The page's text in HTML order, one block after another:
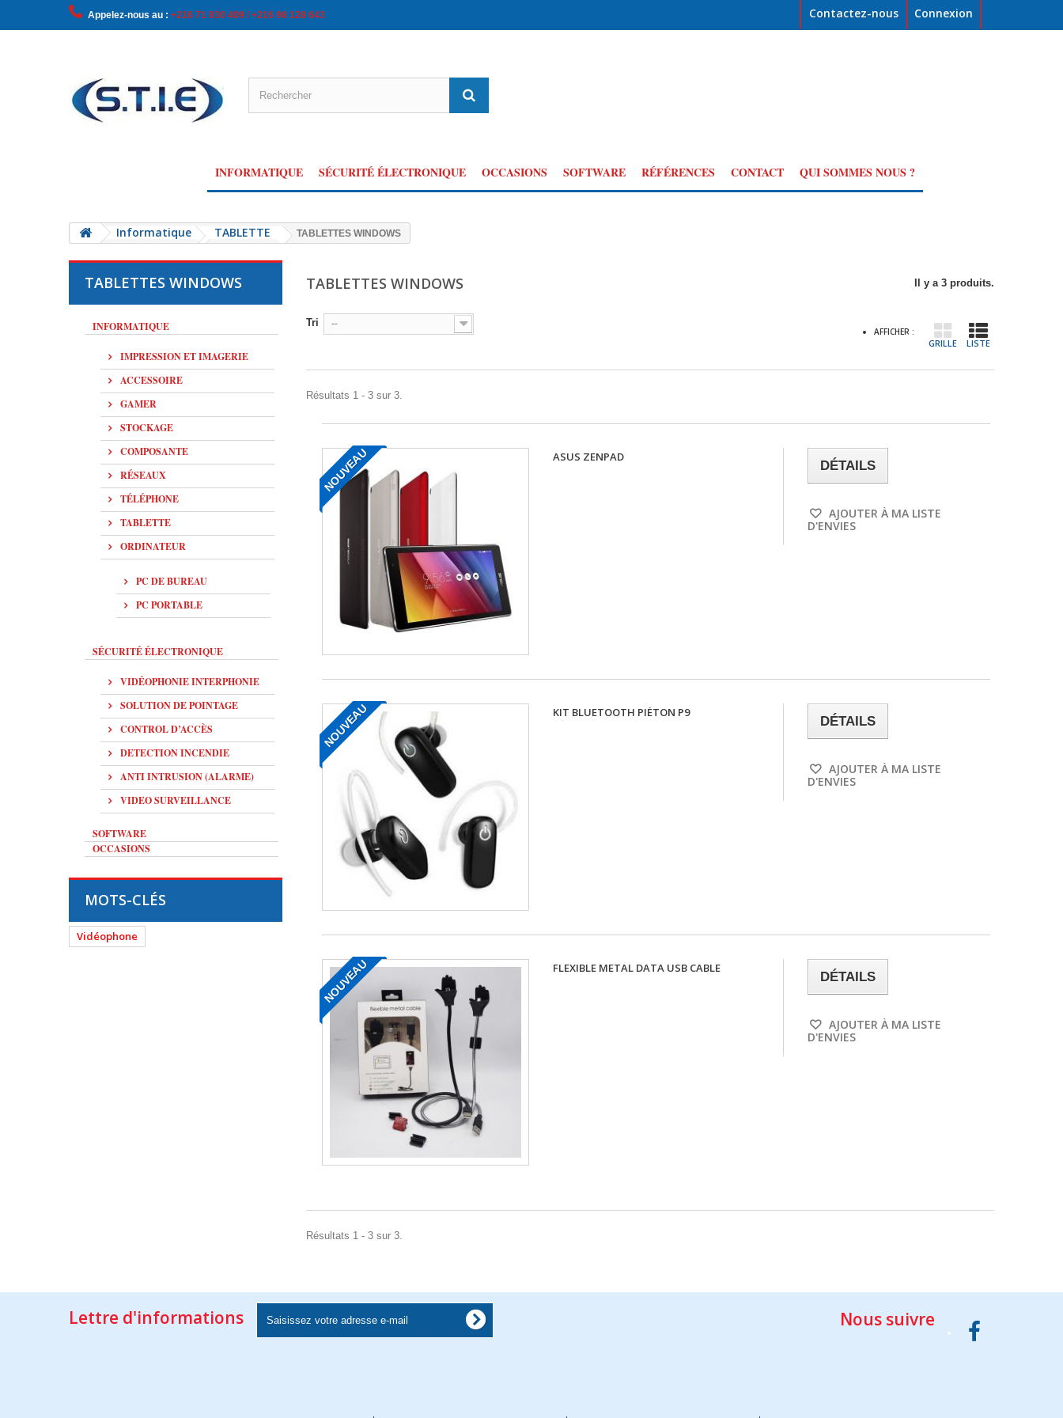
Connexion
Contactez-nous
Appelez-nous au : +216 71 830 409 / +216 98 128 643
INFORMATIQUE SÉCURITÉ ÉLECTRONIQUE OCCASIONS SOFTWARE RÉFÉRENCES CONTACT QUI SOMMES NOUS ?
Informatique TABLETTE TABLETTES WINDOWS
TABLETTES WINDOWS
INFORMATIQUE
IMPRESSION ET IMAGERIE
ACCESSOIRE
GAMER
STOCKAGE
COMPOSANTE
RÉSEAUX
TÉLÉPHONE
TABLETTE
ORDINATEUR
PC DE BUREAU
PC PORTABLE
SÉCURITÉ ÉLECTRONIQUE
VIDÉOPHONIE INTERPHONIE
SOLUTION DE POINTAGE
CONTROL D’ACCÈS
DETECTION INCENDIE
ANTI INTRUSION (ALARME)
VIDEO SURVEILLANCE
SOFTWARE
OCCASIONS
MOTS-CLÉS
Vidéophone
TABLETTES WINDOWS Il y a 3 produits.
AFFICHER :
GRILLE LISTE
Tri --
Résultats 1 - 3 sur 3.
NOUVEAU ASUS ZENPAD
DÉTAILS
AJOUTER À MA LISTE
D'ENVIES
NOUVEAU KIT BLUETOOTH PIÉTON P9
DÉTAILS
AJOUTER À MA LISTE
D'ENVIES
NOUVEAU FLEXIBLE METAL DATA USB CABLE
DÉTAILS
AJOUTER À MA LISTE
D'ENVIES
Résultats 1 - 3 sur 3.
Lettre d'informations Nous suivre